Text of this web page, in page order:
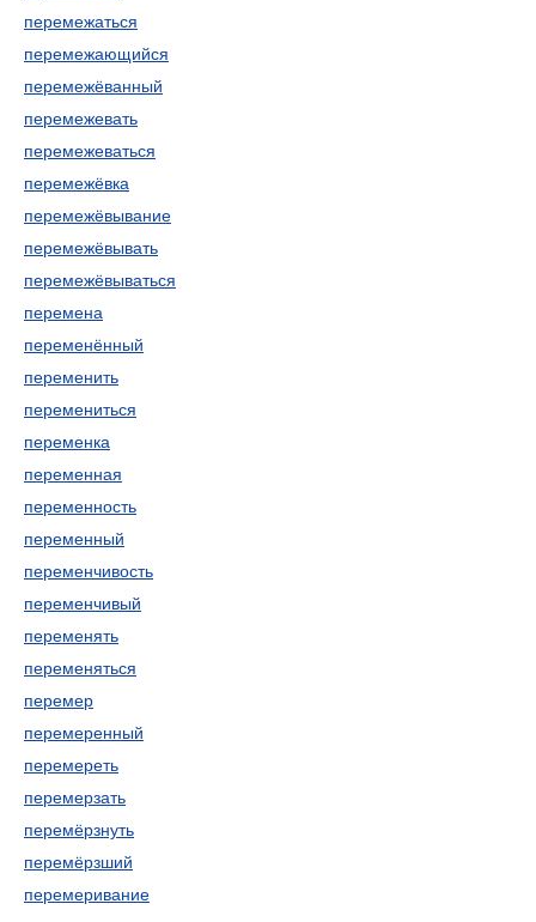
перемежаться
перемежающийся
перемежёванный
перемежевать
перемежеваться
перемежёвка
перемежёвывание
перемежёвывать
перемежёвываться
перемена
переменённый
переменить
перемениться
переменка
переменная
переменность
переменный
переменчивость
переменчивый
переменять
переменяться
перемер
перемеренный
перемереть
перемерзать
перемёрзнуть
перемёрзший
перемеривание